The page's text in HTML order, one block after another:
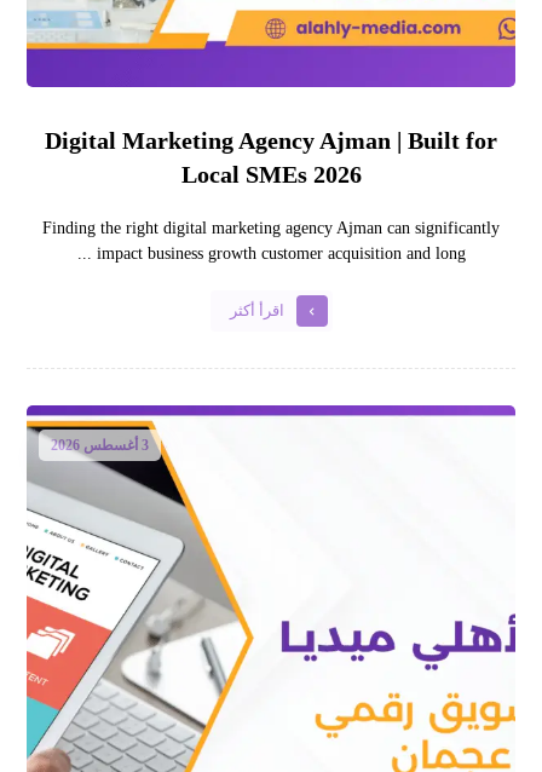
Digital Marketing Agency Ajman | Built for
Local SMEs 2026
Finding the right digital marketing agency Ajman can significantly
impact business growth customer acquisition and long ...
اقرأ أكثر
3 أغسطس 2026